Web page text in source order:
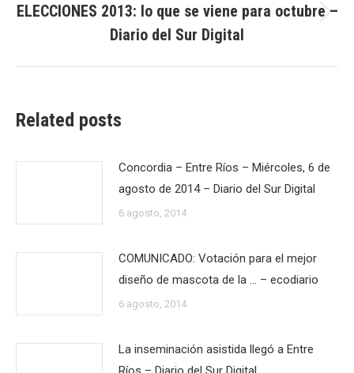
Publicación
siguiente:
ELECCIONES 2013: lo que se viene para octubre –
Diario del Sur Digital
Related posts
Concordia – Entre Ríos – Miércoles, 6 de
agosto de 2014 – Diario del Sur Digital
6 agosto, 2014
COMUNICADO: Votación para el mejor
diseño de mascota de la … – ecodiario
6 agosto, 2014
La inseminación asistida llegó a Entre